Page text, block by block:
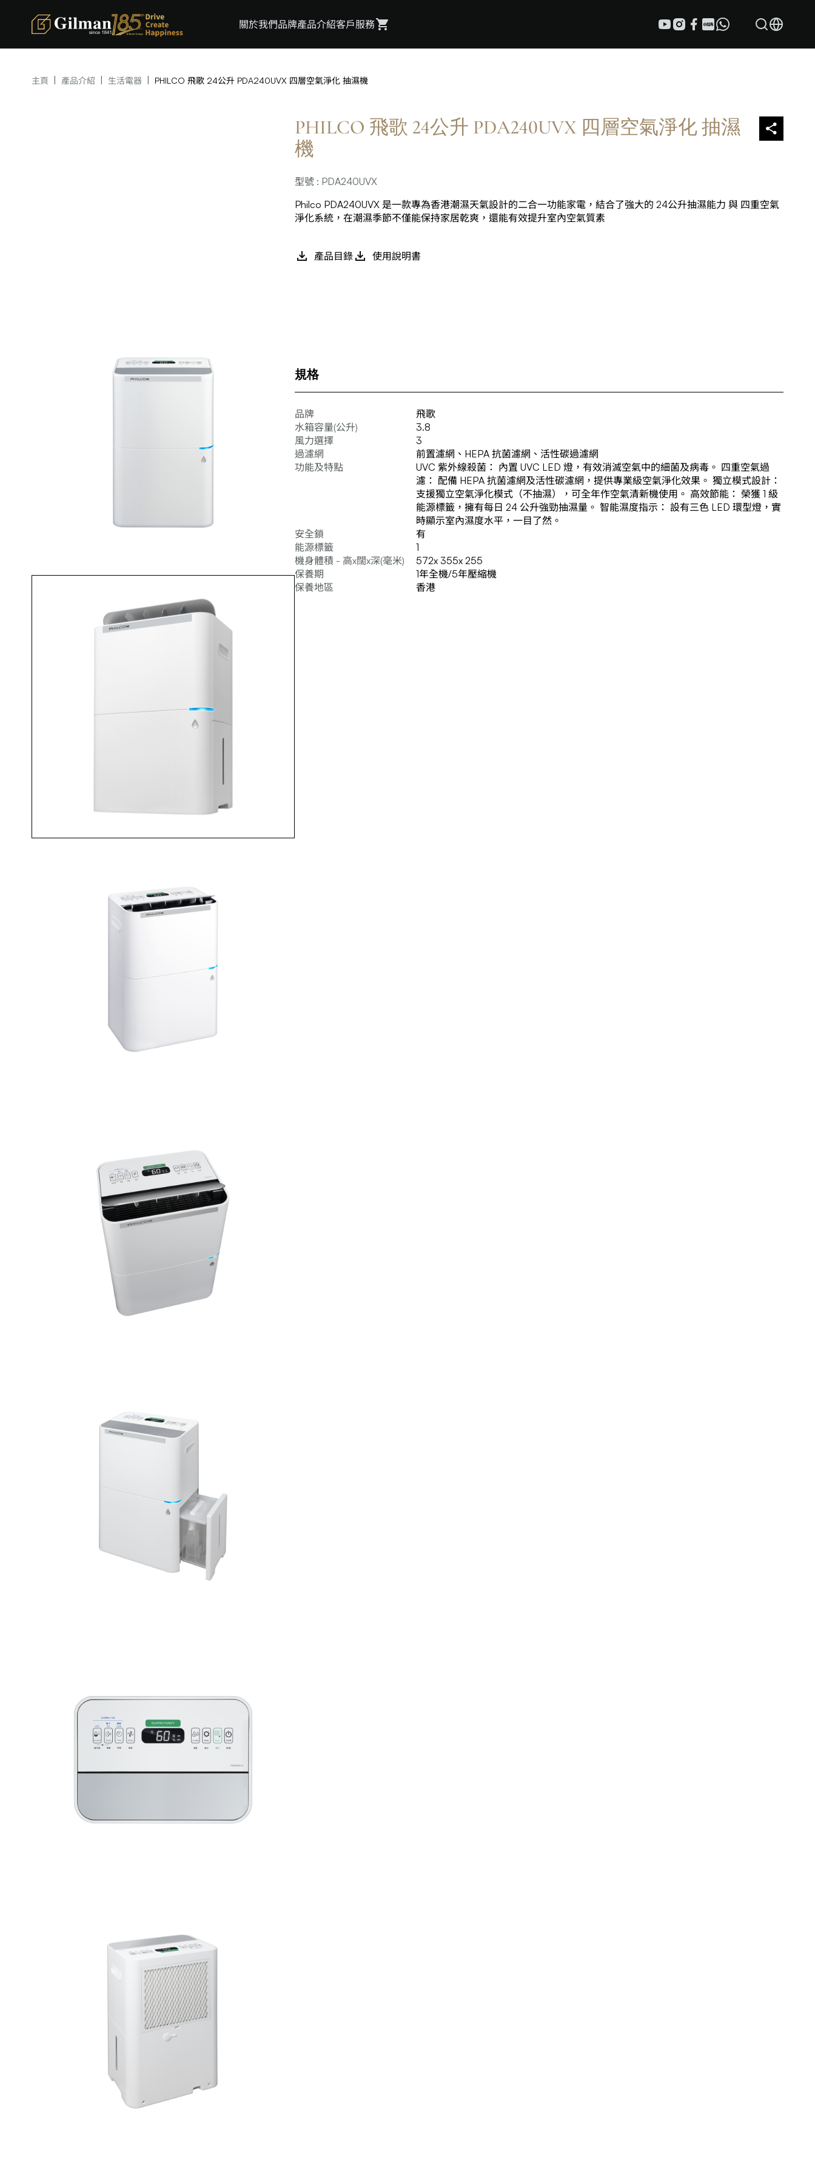
關於我們品牌產品介紹客戶服務
主頁 產品介紹 生活電器 PHILCO 飛歌 24公升 PDA240UVX 四層空氣淨化 抽濕機
PHILCO 飛歌 24公升 PDA240UVX 四層空氣淨化 抽濕
機
型號 : PDA240UVX
Philco PDA240UVX 是一款專為香港潮濕天氣設計的二合一功能家電，結合了強大的 24公升抽濕能力 與 四重空氣
淨化系統，在潮濕季節不僅能保持家居乾爽，還能有效提升室內空氣質素
產品目錄 使用說明書
規格
品牌
飛歌
水箱容量(公升)
3.8
風力選擇
3
過濾網
前置濾網、HEPA 抗菌濾網、活性碳過濾網
功能及特點
UVC 紫外線殺菌： 內置 UVC LED 燈，有效消滅空氣中的細菌及病毒。 四重空氣過
濾： 配備 HEPA 抗菌濾網及活性碳濾網，提供專業級空氣淨化效果。 獨立模式設計：
支援獨立空氣淨化模式（不抽濕），可全年作空氣清新機使用。 高效節能： 榮獲 1 級
能源標籤，擁有每日 24 公升強勁抽濕量。 智能濕度指示： 設有三色 LED 環型燈，實
時顯示室內濕度水平，一目了然。
安全鎖
有
能源標籤
1
機身體積 - 高x闊x深(毫米)
572x 355x 255
保養期
1年全機/5年壓縮機
保養地區
香港